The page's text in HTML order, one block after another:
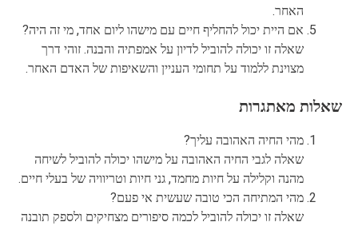
האחר.
אם היית יכול להחליף חיים עם מישהו ליום אחד, מי זה היה?
שאלה זו יכולה להוביל לדיון על אמפתיה והבנה. זוהי דרך
מצוינת ללמוד על תחומי העניין והשאיפות של האדם האחר.
שאלות מאתגרות
מהי החיה האהובה עליך?
שאלה לגבי החיה האהובה על מישהו יכולה להוביל לשיחה
מהנה וקלילה על חיות מחמד, גני חיות וטריוויה של בעלי חיים.
מהי המתיחה הכי טובה שעשית אי פעם?
שאלה זו יכולה להוביל לכמה סיפורים מצחיקים ולספק תובנה